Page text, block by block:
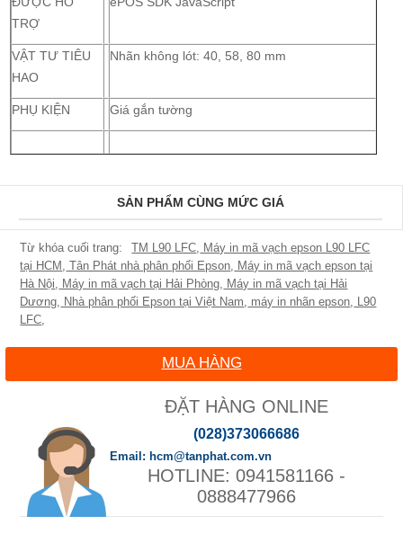
TRỢ
VẬT TƯ TIÊU
HAO
Nhãn không lót: 40, 58, 80 mm
PHỤ KIỆN Giá gắn tường
SẢN PHẨM CÙNG MỨC GIÁ
TM L90 LFC, Máy in mã vạch epson L90 LFC
tại HCM , Tân Phát nhà phân phối Epson, Máy in mã vạch epson tại
Hà Nội, Máy in mã vạch tại Hải Phòng, Máy in mã vạch tại Hải
Dương, Nhà phân phối Epson tại Việt Nam, máy in nhãn epson, L90
LFC,
MUA HÀNG
ĐẶT HÀNG ONLINE
(028)373066686
0941581166 -
0888477966
hcm@tanphat.com.vn